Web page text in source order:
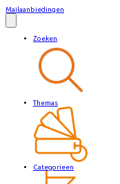
Mailaanbiedingen
Zoeken
Themas
Categorieen